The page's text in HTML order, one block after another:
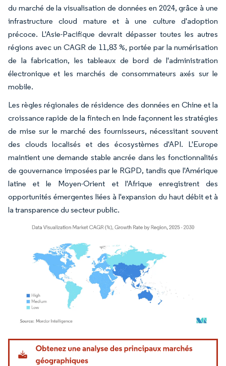
du marché de la visualisation de données en 2024, grâce à une
infrastructure cloud mature et à une culture d'adoption
précoce. L'Asie-Pacifique devrait dépasser toutes les autres
régions avec un CAGR de 11,83 %, portée par la numérisation
de la fabrication, les tableaux de bord de l'administration
électronique et les marchés de consommateurs axés sur le
mobile.
Les règles régionales de résidence des données en Chine et la
croissance rapide de la fintech en Inde façonnent les stratégies
de mise sur le marché des fournisseurs, nécessitant souvent
des clouds localisés et des écosystèmes d'API. L'Europe
maintient une demande stable ancrée dans les fonctionnalités
de gouvernance imposées par le RGPD, tandis que l'Amérique
latine et le Moyen-Orient et l'Afrique enregistrent des
opportunités émergentes liées à l'expansion du haut débit et à
la transparence du secteur public.
Image © Mordor Intelligence. La réutilisation nécessite une attribution sous CC BY